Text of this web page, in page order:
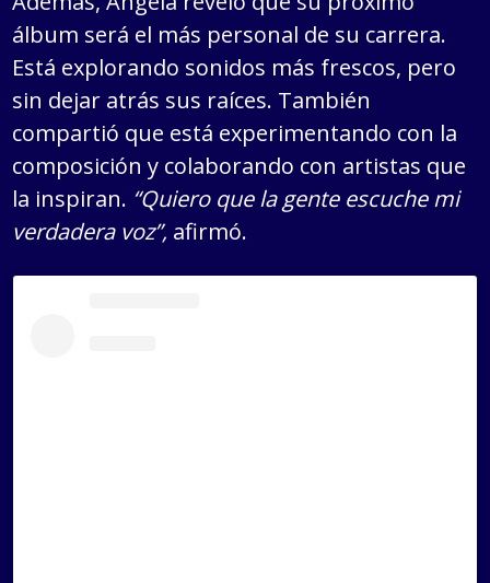
álbum será el más personal de su carrera.
Está explorando sonidos más frescos, pero
sin dejar atrás sus raíces. También
compartió que está experimentando con la
composición y colaborando con artistas que
la inspiran. “Quiero que la gente escuche mi
verdadera voz”, afirmó.